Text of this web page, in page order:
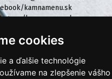
cookies
a ďalšie technológie
na zlepšenie vášho
kamnamenu.sk
kamnamenu.sk
NÁS